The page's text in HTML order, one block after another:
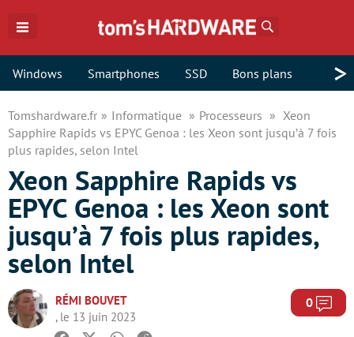
Windows Smartphones SSD Bons plans >
Tomshardware.fr Informatique Processeurs
Xeon
Sapphire Rapids vs EPYC Genoa : les Xeon sont jusqu’à 7 fois
plus rapides, selon Intel
Xeon Sapphire Rapids vs
EPYC Genoa : les Xeon sont
jusqu’à 7 fois plus rapides,
selon Intel
RÉMI BOUVET
, le 13 juin 2023
0